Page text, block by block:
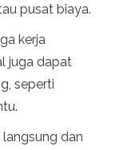
pusat biaya.
kerja
juga dapat
seperti
dan